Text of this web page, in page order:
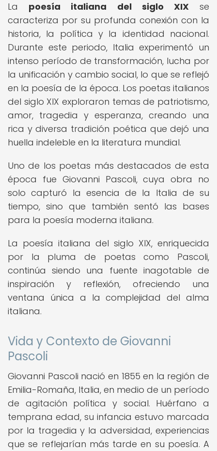
La poesía italiana del siglo XIXse
caracteriza por su profunda conexión con la
historia, la política y la identidad nacional.
Durante este periodo, Italia experimentó un
intenso período de transformación, lucha por
la unificación y cambio social, lo que se reflejó
en la poesía de la época. Los poetas italianos
del siglo XIX exploraron temas de patriotismo,
amor, tragedia y esperanza, creando una
rica y diversa tradición poética que dejó una
huella indeleble en la literatura mundial.
Uno de los poetas más destacados de esta
época fue Giovanni Pascoli, cuya obra no
solo capturó la esencia de la Italia de su
tiempo, sino que también sentó las bases
para la poesía moderna italiana.
La poesía italiana del siglo XIX, enriquecida
por la pluma de poetas como Pascoli,
continúa siendo una fuente inagotable de
inspiración y reflexión, ofreciendo una
ventana única a la complejidad del alma
italiana.
Vida y Contexto de Giovanni
Pascoli
Giovanni Pascoli nació en 1855 en la región de
Emilia-Romaña, Italia, en medio de un período
de agitación política y social. Huérfano a
temprana edad, su infancia estuvo marcada
por la tragedia y la adversidad, experiencias
que se reflejarían más tarde en su poesía. A